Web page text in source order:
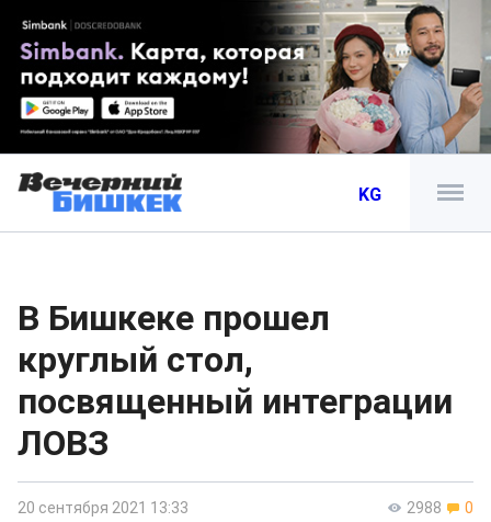
KG
В Бишкеке прошел
круглый стол,
посвященный интеграции
ЛОВЗ
2988 0
20 сентября 2021 13:33